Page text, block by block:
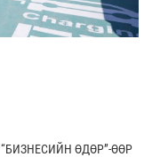
“БИЗНЕСИЙН ӨДӨР”-ӨӨР